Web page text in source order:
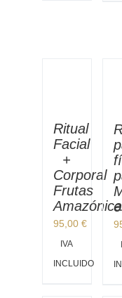
Ritual
Facial
+
Corporal
Frutas
95,00 €
IVA
INCLUIDO